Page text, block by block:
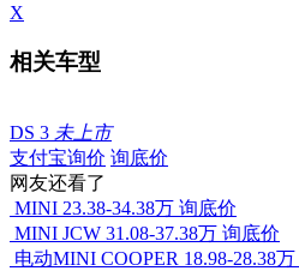
X
相关车型
DS 3 未上市
支付宝询价 询底价
网友还看了
MINI 23.38-34.38万 询底价
MINI JCW 31.08-37.38万 询底价
电动MINI COOPER 18.98-28.38万